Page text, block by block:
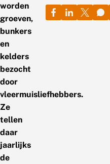
worden
groeven,
bunkers
en
kelders
bezocht
door
vleermuisliefhebbers.
Ze
tellen
daar
jaarlijks
de